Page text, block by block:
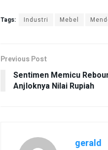
Tags: Industri Mebel
Previous Post
Sentimen Memicu
Anjloknya Nilai Rupiah
gerald